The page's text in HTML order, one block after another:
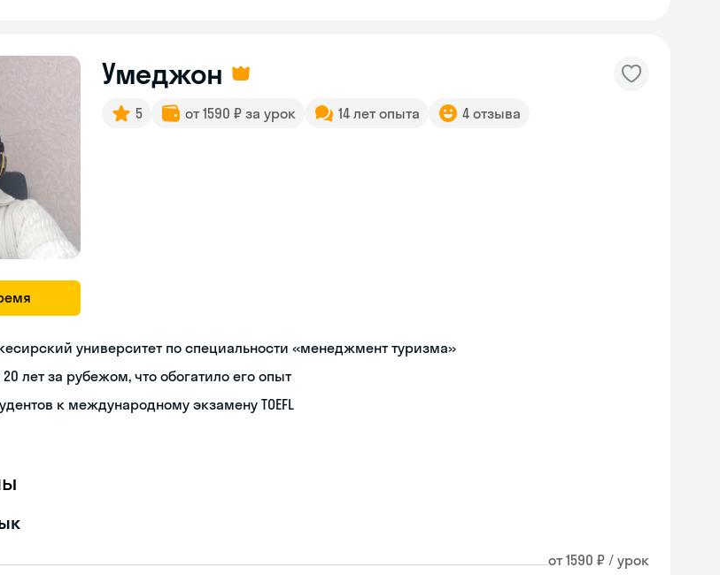
Умеджон
5 от 1590 ₽ за урок 14 лет опыта 4 отзыва
университет по специальности «менеджмент туризма»
лет за рубежом, что обогатило его опыт
к международному экзамену TOEFL
от 1590 ₽ / урок
online